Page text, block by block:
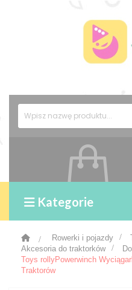
Kategorie
> Rowerki i pojazdy >
Akcesoria do traktorków
>
Toys rollyPowerwinch
Traktorów